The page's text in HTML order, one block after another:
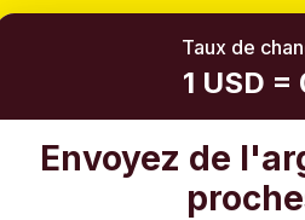
Taux de
1 USD =
Envoyez de